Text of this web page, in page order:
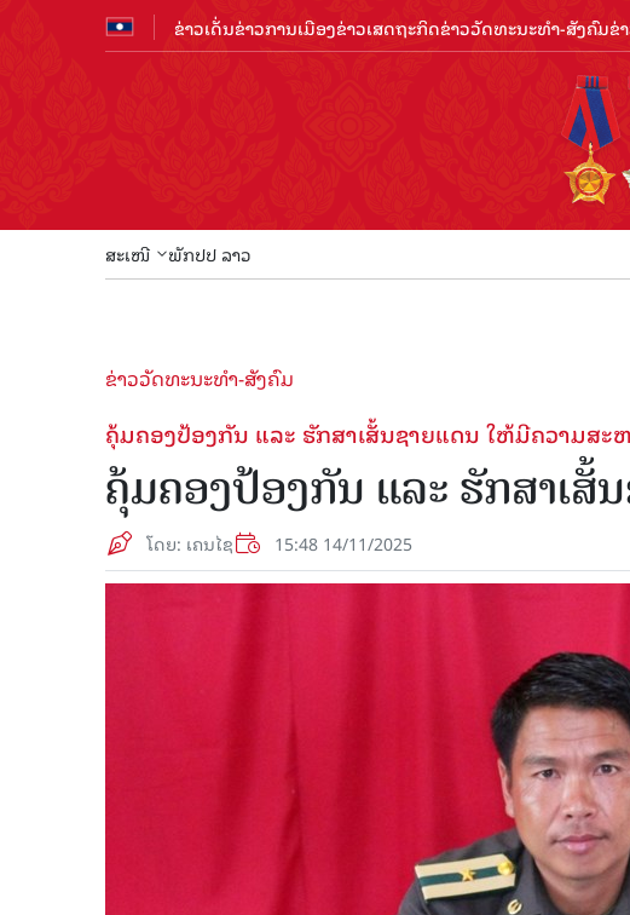
ຂ່າວເດັ່ນຂ່າວການເມືອງຂ່າວເສດຖະກິດຂ່າວວັດທະນະທຳ-ສັງຄົມຂ່
ສະເໜີ ພັກປປ ລາວ
ຂ່າວວັດທະນະທຳ-ສັງຄົມ
ຄຸ້ມຄອງປ້ອງກັນ ແລະ ຮັກສາເສັ້ນຊາຍແດນ ໃຫ້ມີຄວາມສະ
ຄຸ້ມຄອງປ້ອງກັນ ແລະ ຮັກສາເສັ້
ໂດຍ: ເຄນໄຊ 15:48 14/11/2025